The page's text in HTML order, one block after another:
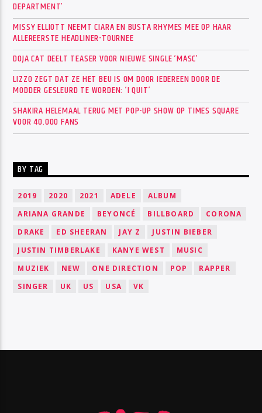
DEPARTMENT’
MISSY ELLIOTT NEEMT CIARA EN BUSTA RHYMES MEE OP HAAR
ALLEREERSTE HEADLINER-TOURNEE
DOJA CAT DEELT TEASER VOOR NIEUWE SINGLE ‘MASC’
LIZZO ZEGT DAT ZE HET BEU IS OM DOOR IEDEREEN DOOR DE
MODDER GESLEURD TE WORDEN: ‘I QUIT’
SHAKIRA HELEMAAL TERUG MET POP-UP SHOW OP TIMES SQUARE
VOOR 40.000 FANS
BY TAG
2019 2020 2021 ADELE
ALBUM
ARIANA GRANDE
BEYONCÉ BILLBOARD
CORONA
DRAKE
ED SHEERAN JAY Z
JUSTIN BIEBER
JUSTIN TIMBERLAKE
KANYE WEST
MUSIC
MUZIEK
NEW ONE DIRECTION POP
RAPPER
SINGER
UK US USA VK